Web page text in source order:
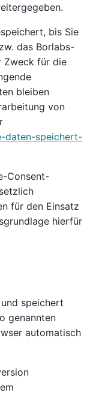
bis Sie
das Borlabs-
Zweck für die
bleiben
von
daten-speichert-
Consent-
für den Einsatz
hierfür
speichert
genannten
automatisch